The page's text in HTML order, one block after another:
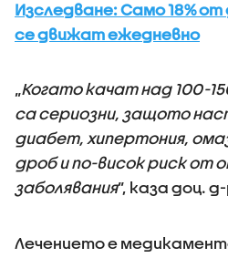
Изследване: Само 18%
се движат ежедневно
„Когато качат над 100-
са сериозни, защото
диабет, хипертония,
дроб и по-висок риск от
заболявания”, каза доц.
Лечението е